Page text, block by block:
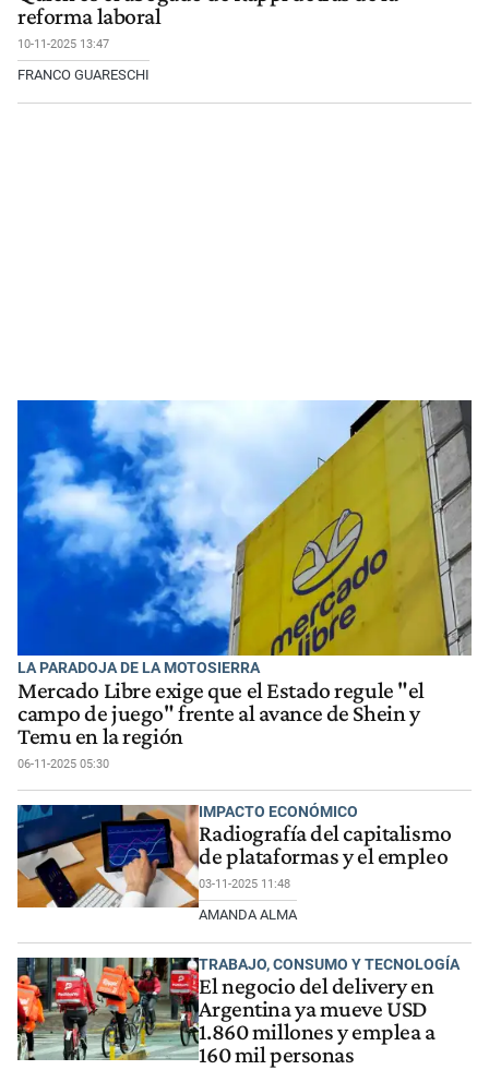
reforma laboral
10-11-2025 13:47
FRANCO GUARESCHI
LA PARADOJA DE LA MOTOSIERRA
Mercado Libre exige que el Estado regule "el
campo de juego" frente al avance de Shein y
Temu en la región
06-11-2025 05:30
IMPACTO ECONÓMICO
Radiografía del capitalismo
de plataformas y el empleo
03-11-2025 11:48
AMANDA ALMA
TRABAJO, CONSUMO Y TECNOLOGÍA
El negocio del delivery en
Argentina ya mueve USD
1.860 millones y emplea a
160 mil personas